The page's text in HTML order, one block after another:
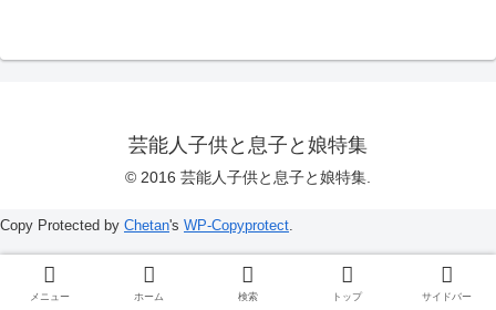
芸能人子供と息子と娘特集
© 2016 芸能人子供と息子と娘特集.
メニュー ホーム 検索 トップ サイドバー
Copy Protected by Chetan's WP-Copyprotect